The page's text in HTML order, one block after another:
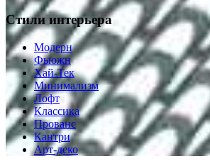
Стили интерьера
Модерн
Фьюжн
Хай-Тек
Минимализм
Лофт
Классика
Прованс
Кантри
Арт-деко